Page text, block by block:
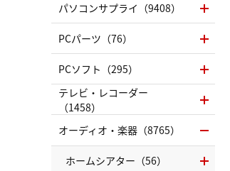
パソコンサプライ（9408）
PCパーツ（76）
PCソフト（295）
テレビ・レコーダー
（1458）
オーディオ・楽器（8765）
ホームシアター（56）